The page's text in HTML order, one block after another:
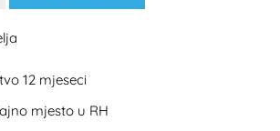
12 mjeseci
mjesto u RH